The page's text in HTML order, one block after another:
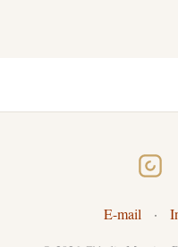
E-mail ·